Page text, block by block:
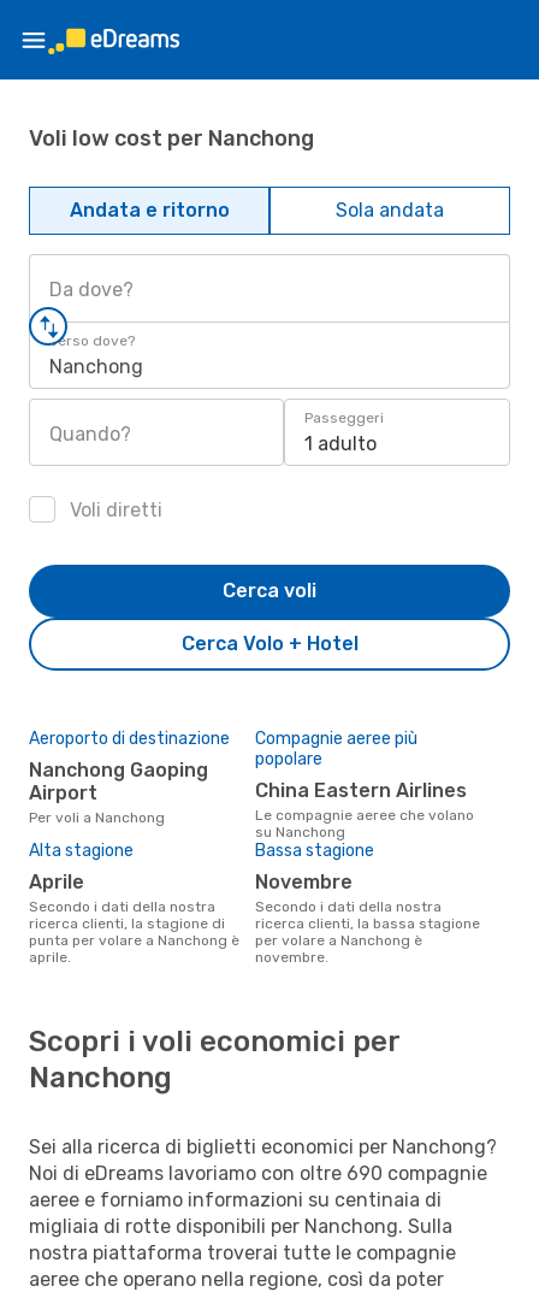
Voli low cost per Nanchong
Andata e ritorno Sola andata
Da dove?
Verso dove?
Nanchong
Quando?
Passeggeri
1 adulto
Voli diretti
Cerca Volo + Hotel
Cerca voli
Aeroporto di destinazione
Nanchong Gaoping
Airport
Per voli a Nanchong
Compagnie aeree più
popolare
China Eastern Airlines
Le compagnie aeree che volano
su Nanchong
Alta stagione
aprile
Secondo i dati della nostra
ricerca clienti, la stagione di
punta per volare a Nanchong è
aprile.
Bassa stagione
novembre
Secondo i dati della nostra
ricerca clienti, la bassa stagione
per volare a Nanchong è
novembre.
Scopri i voli economici per
Nanchong
Sei alla ricerca di biglietti economici per Nanchong?
Noi di eDreams lavoriamo con oltre 690 compagnie
aeree e forniamo informazioni su centinaia di
migliaia di rotte disponibili per Nanchong. Sulla
nostra piattaforma troverai tutte le compagnie
aeree che operano nella regione, così da poter